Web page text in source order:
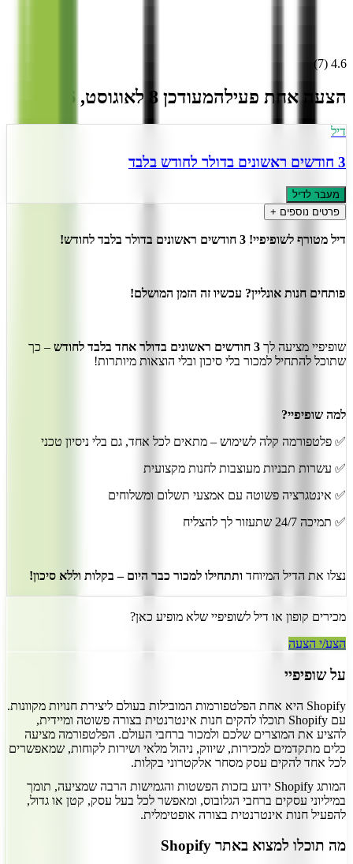
4.6
(
7
)
הצעה אחת פעילהמעודכן 8 לאוגוסט,
2026
דיל
3 חודשים ראשונים בדולר לחודש בלבד
מעבר לדיל
פרטים נוספים +
דיל מטורף לשופיפיי! 3 חודשים ראשונים בדולר בלבד לחודש!
פותחים חנות אונליין? עכשיו זה הזמן המושלם!
שופיפיי מציעה לך 3 חודשים ראשונים בדולר אחד בלבד לחודש
– כך
שתוכל להתחיל למכור בלי סיכון ובלי הוצאות מיותרות!
למה שופיפיי?
✅ פלטפורמה קלה לשימוש – מתאים לכל אחד, גם בלי ניסיון טכני
✅ עשרות תבניות מעוצבות לחנות מקצועית
✅ אינטגרציה פשוטה עם אמצעי תשלום ומשלוחים
✅ תמיכה 24/7 שתעזור לך להצליח
נצלו את הדיל המיוחד ותתחילו למכור כבר היום – בקלות וללא סיכון!
מכירים קופון או דיל לשופיפיי שלא מופיע כאן?
הצע/י הצעה
עלשופיפיי
Shopify היא אחת הפלטפורמות המובילות בעולם ליצירת חנויות מקוונות.
עם Shopify תוכלו להקים חנות אינטרנטית בצורה פשוטה ומיידית,
להציע את המוצרים שלכם ולמכור ברחבי העולם. הפלטפורמה מציעה
כלים מתקדמים למכירות, שיווק, ניהול מלאי ושירות לקוחות, שמאפשרים
לכל אחד להקים עסק מסחר אלקטרוני בקלות.
המותג Shopify ידוע בזכות הפשטות והגמישות הרבה שמציעה, תומך
במיליוני עסקים ברחבי הגלובוס, ומאפשר לכל בעל עסק, קטן או גדול,
להפעיל חנות אינטרנטית בצורה אופטימלית.
מה תוכלו למצוא באתר Shopify